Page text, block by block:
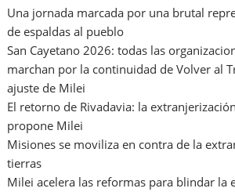
Una jornada marcada por una brutal
de espaldas al pueblo
San Cayetano 2026: todas las
marchan por la continuidad de Volver al
ajuste de Milei
El retorno de Rivadavia: la
propone Milei
Misiones se moviliza en contra de la
tierras
Milei acelera las reformas para blindar la